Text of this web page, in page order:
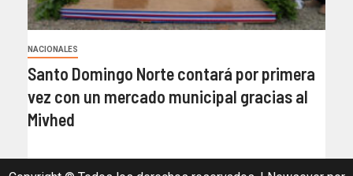
NACIONALES
Santo Domingo Norte contará por primera
vez con un mercado municipal gracias al
Mivhed